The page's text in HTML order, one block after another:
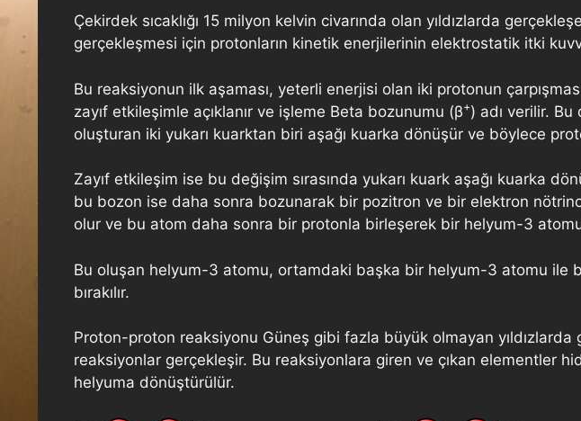
Çekirdek sıcaklığı 15 milyon kelvin civarında olan yıldızlarda
gerçekleşmesi için protonların kinetik enerjilerinin elektrostatik itki
Bu reaksiyonun ilk aşaması, yeterli enerjisi olan iki protonun
zayıf etkileşimle açıklanır ve işleme Beta bozunumu (β+) adı verilir.
oluşturan iki yukarı kuarktan biri aşağı kuarka dönüşür ve böylece
Zayıf etkileşim ise bu değişim sırasında yukarı kuark aşağı kuarka
bu bozon ise daha sonra bozunarak bir pozitron ve bir elektron
olur ve bu atom daha sonra bir protonla birleşerek bir helyum-3
Bu oluşan helyum-3 atomu, ortamdaki başka bir helyum-3 atomu
bırakılır.
Proton-proton reaksiyonu Güneş gibi fazla büyük olmayan
reaksiyonlar gerçekleşir. Bu reaksiyonlara giren ve çıkan elementler
helyuma dönüştürülür.